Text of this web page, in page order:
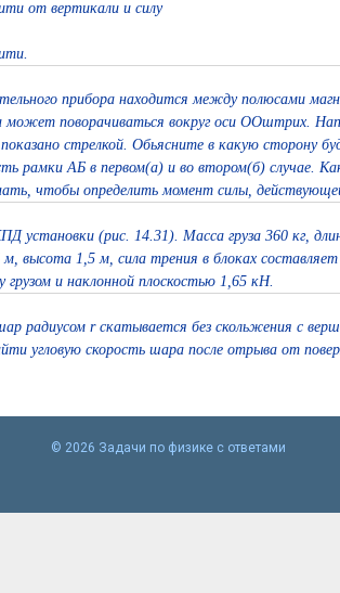
от вертикали и силу
прибора находится между полюсами
может поворачиваться вокруг оси ООштрих.
стрелкой. Обьясните в какую сторону
рамки АБ в первом(а) и во втором(б) случае.
чтобы определить момент силы,
установки (рис. 14.31). Масса груза 360 кг,
м, высота 1,5 м, сила трения в блоках
и наклонной плоскостью 1,65 кН.
радиусом r скатывается без скольжения с
угловую скорость шара после отрыва от
© 2026 Задачи по физике с ответами